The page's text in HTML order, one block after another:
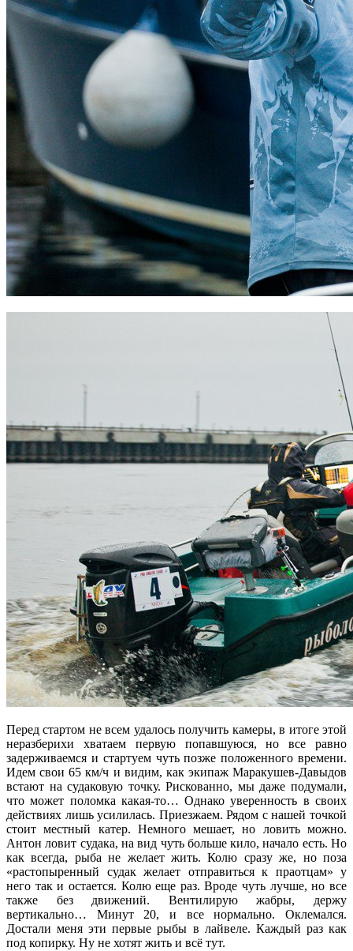
Перед стартом не всем удалось получить камеры, в итоге этой
неразберихи хватаем первую попавшуюся, но все равно
задерживаемся и стартуем чуть позже положенного времени.
Идем свои 65 км/ч и видим, как экипаж Маракушев-Давыдов
встают на судаковую точку. Рискованно, мы даже подумали,
что может поломка какая-то… Однако уверенность в своих
действиях лишь усилилась. Приезжаем. Рядом с нашей точкой
стоит местный катер. Немного мешает, но ловить можно.
Антон ловит судака, на вид чуть больше кило, начало есть. Но
как всегда, рыба не желает жить. Колю сразу же, но поза
«растопыренный судак желает отправиться к праотцам» у
него так и остается. Колю еще раз. Вроде чуть лучше, но все
также без движений. Вентилирую жабры, держу
вертикально… Минут 20, и все нормально. Оклемался.
Достали меня эти первые рыбы в лайвеле. Каждый раз как
под копирку. Ну не хотят жить и всё тут.